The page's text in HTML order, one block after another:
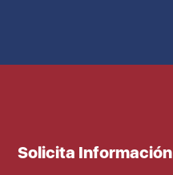
Solicita Información